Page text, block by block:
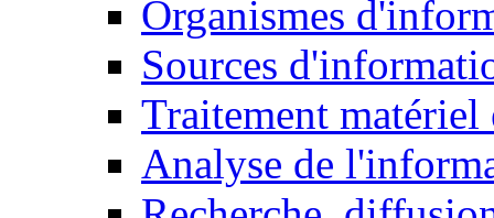
Organismes
Sources
Traitement matériel
Analyse de